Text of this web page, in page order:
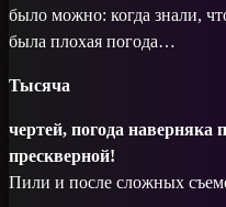
было можно: когда знали,
была плохая погода…
Тысяча
чертей, погода наверняка
прескверной!
Пили и после сложных